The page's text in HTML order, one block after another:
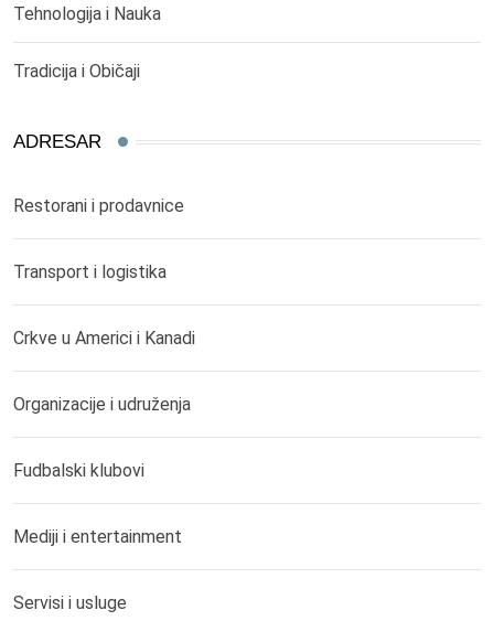
Tehnologija i Nauka
Tradicija i Običaji
ADRESAR
Restorani i prodavnice
Transport i logistika
Crkve u Americi i Kanadi
Organizacije i udruženja
Fudbalski klubovi
Mediji i entertainment
Servisi i usluge